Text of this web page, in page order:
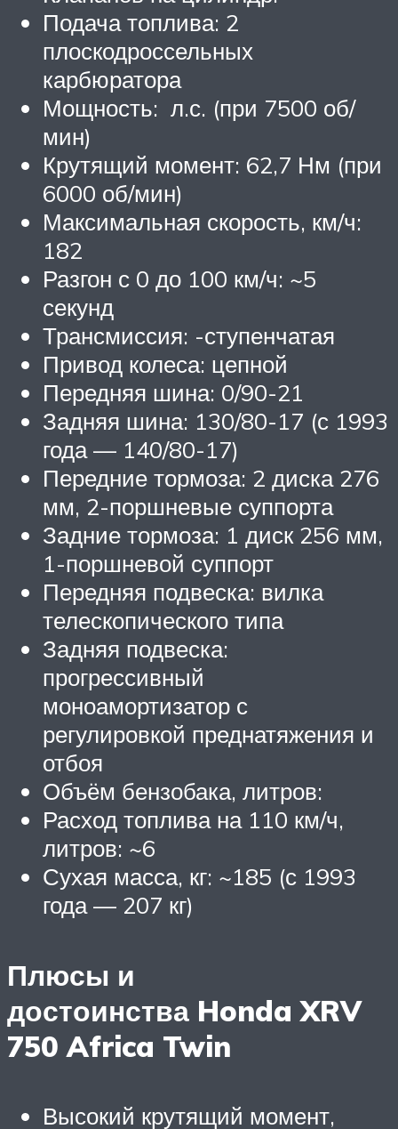
Подача топлива: 2
плоскодроссельных
карбюратора
Мощность: л.с. (при 7500 об/
мин)
Крутящий момент: 62,7 Нм (при
6000 об/мин)
Максимальная скорость, км/ч:
182
Разгон с 0 до 100 км/ч: ~5
секунд
Трансмиссия: -ступенчатая
Привод колеса: цепной
Передняя шина: 0/90-21
Задняя шина: 130/80-17 (с 1993
года — 140/80-17)
Передние тормоза: 2 диска 276
мм, 2-поршневые суппорта
Задние тормоза: 1 диск 256 мм,
1-поршневой суппорт
Передняя подвеска: вилка
телескопического типа
Задняя подвеска:
прогрессивный
моноамортизатор с
регулировкой преднатяжения и
отбоя
Объём бензобака, литров:
Расход топлива на 110 км/ч,
литров: ~6
Сухая масса, кг: ~185 (с 1993
года — 207 кг)
Плюсы и
достоинства Honda XRV
750 Africa Twin
Высокий крутящий момент,